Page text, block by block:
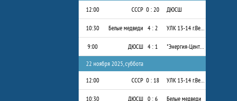
12:00
СССР 0 : 20 ДЮСШ
10:30 Белые медведи 4 : 2 УЛК 13-14 г.Вельск
9:00 ДЮСШ 4 : 1 "Энергия-Центр" 2013-2014 г.р.
22 ноября 2025, суббота
12:00
СССР 0 : 18 УЛК 13-14 г.Вельск
10:30 ДЮСШ 0 : 6 Белые медведи